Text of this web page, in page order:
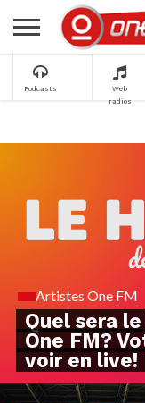
Podcasts
Web
radios
Artistes One FM
Quel sera
One FM?
voir en live!